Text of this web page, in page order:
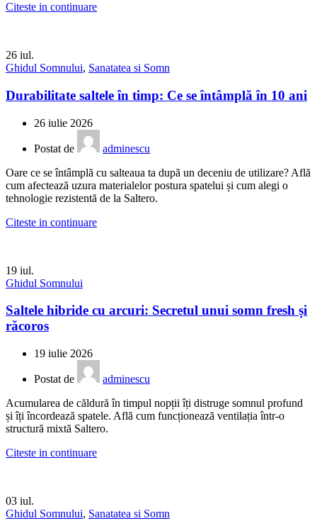
Citeste in continuare
26 iul.
Ghidul Somnului, Sanatatea si Somn
Durabilitate saltele în timp: Ce se întâmplă în 10 ani
26 iulie 2026
Postat de
adminescu
Oare ce se întâmplă cu salteaua ta după un deceniu de utilizare? Află
cum afectează uzura materialelor postura spatelui și cum alegi o
tehnologie rezistentă de la Saltero.
Citeste in continuare
19 iul.
Ghidul Somnului
Saltele hibride cu arcuri: Secretul unui somn fresh și
răcoros
19 iulie 2026
Postat de
adminescu
Acumularea de căldură în timpul nopții îți distruge somnul profund
și îți încordează spatele. Află cum funcționează ventilația într-o
structură mixtă Saltero.
Citeste in continuare
03 iul.
Ghidul Somnului, Sanatatea si Somn